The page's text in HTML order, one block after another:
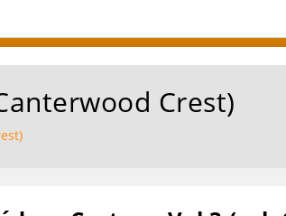
Crest)